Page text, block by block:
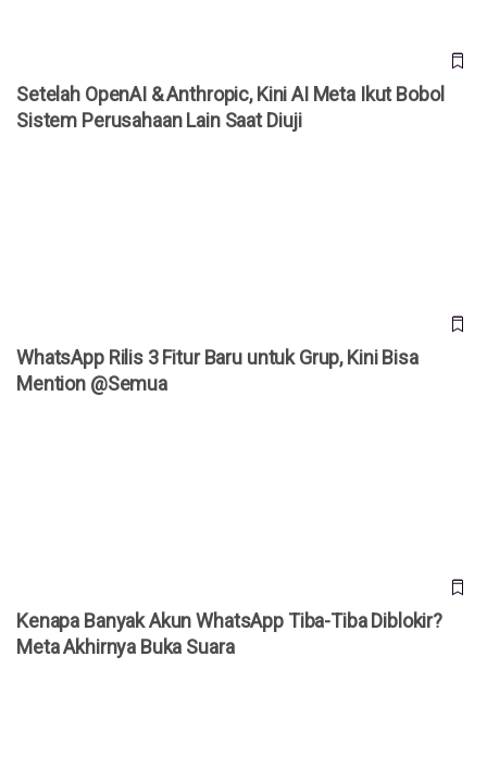
Setelah OpenAI & Anthropic, Kini AI Meta Ikut Bobol
Sistem Perusahaan Lain Saat Diuji
WhatsApp Rilis 3 Fitur Baru untuk Grup, Kini Bisa
Mention @Semua
Kenapa Banyak Akun WhatsApp Tiba-Tiba Diblokir?
Meta Akhirnya Buka Suara